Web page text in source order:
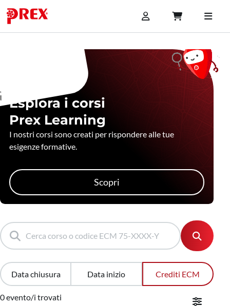
Esplora i corsi
Prex Learning
I nostri corsi sono creati per rispondere alle tue
esigenze formative.
Scopri
Data chiusura Data inizio Crediti ECM
0 evento/i trovati